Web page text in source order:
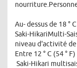
Au- dessus de 18 °
Saki-HikariMulti-
niveau d'activité de
Entre 12 ° C (54 °
Saki-Hikari